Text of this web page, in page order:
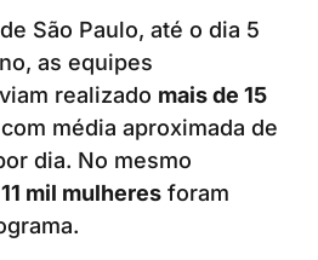
São Paulo, até o dia 5
as equipes
realizado mais de 15
média aproximada de
dia. No mesmo
11 mil mulheres foram